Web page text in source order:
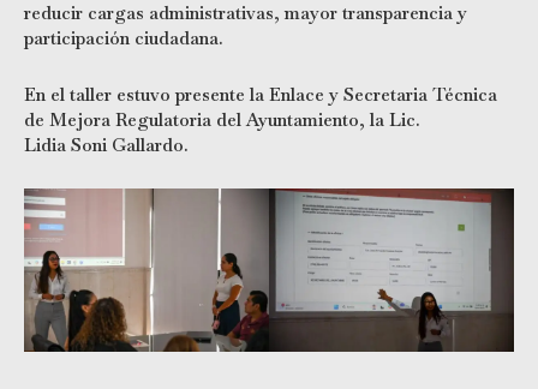
reducir cargas administrativas, mayor transparencia y
participación ciudadana.
En el taller estuvo presente la Enlace y Secretaria Técnica
de Mejora Regulatoria del Ayuntamiento, la Lic.
Lidia Soni Gallardo.